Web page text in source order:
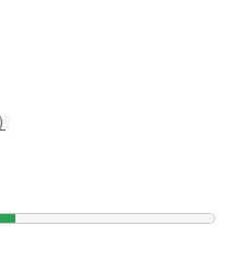
privés selon le
logement 1947 -
depuis la